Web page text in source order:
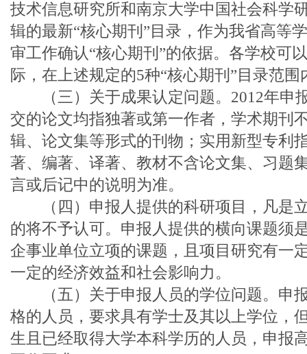
技术信息研究所和南京大学中国社会科学
辑的最新“核心期刊”目录，作为我省高等
审工作确认“核心期刊”的依据。各学校可
际，在上述规定的5种“核心期刊”目录范围
（三）关于成果认定问题。2012年申
交的论文均指独著或第一作者，学术期刊
辑、论文集等形式的刊物；实用新型专利
著、编著、译著、教材不含论文集、习题
言或后记中的说明为准。
（四）申报人提供的科研项目，凡是
的将不予认可。申报人提供的横向课题须
企事业单位立项的课题，且项目研究有一
一定的经济效益和社会影响力。
（五）关于申报人员的学位问题。申
格的人员，要求具有学士及其以上学位，
生且已经取得大学本科学历的人员，申报